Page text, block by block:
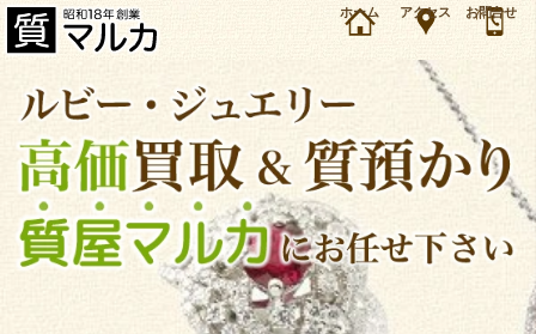
大阪・箕面市のお客様よりK18 ルビー1.85ct ダイヤモンドリングを30万円で買取・質預かりし
ました。宝石／ルビー・ジュエリーの買取＆質預かり・質入れは大阪・豊中の質屋マルカにお
任せ下さい。（2025年8月時点の価格です）
ホーム アクセス お問合せ